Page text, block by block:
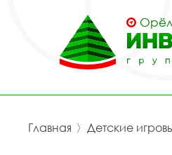
Орёл
Главная 〉 Детские